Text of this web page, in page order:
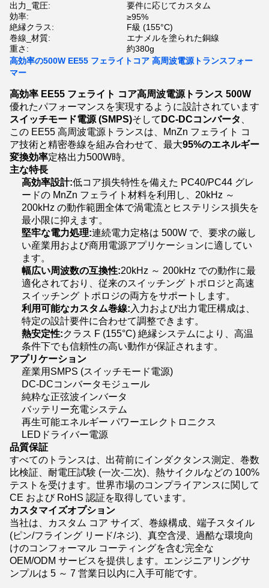
出力_電圧:
要件に応じてカスタム
効率:
≥95%
絶縁クラス:
F級 (155°C)
巻線_材質:
エナメルを塗られた銅線
重さ:
約380g
高効率の500W EE55 フェライトコア 高周波電源トランスフォー
マー
高効率 EE55 フェライト コア高周波電源トランス 500W
優れたパフォーマンスを実現するように設計されています
スイッチモード電源 (SMPS)そしてDC-DCコンバータ
この EE55 高周波電源トランスは、MnZn フェライト コ
ア技術と精密巻線を組み合わせて、最大95%のエネルギー
変換効率定格出力500W時。
主な特長
高効率設計:低コア損失特性を備えた PC40/PC44 グレ
ードの MnZn フェライト材料を利用し、20kHz ～
200kHz の動作範囲全体で渦電流とヒステリシス損失を
最小限に抑えます。
堅牢な電力処理:連続電力定格は 500W で、要求の厳し
い産業用および商用電源アプリケーションに適してい
ます。
幅広い周波数の互換性:20kHz ～ 200kHz での動作に最
適化されており、従来のスイッチング トポロジと高速
スイッチング トポロジの両方をサポートします。
利用可能なカスタム巻線: 入力および出力電圧構成は、
特定の設計要件に合わせて調整できます。
熱安定性:クラス F (155°C) 絶縁システムにより、高温
条件下でも信頼性の高い動作が保証されます。
アプリケーション
産業用SMPS (スイッチモード電源)
DC-DCコンバータモジュール
純粋な正弦波インバータ
バッテリー充電システム
再生可能エネルギー パワーエレクトロニクス
LEDドライバー電源
品質保証
すべてのトランスは、出荷前にインダクタンス測定、巻数
比検証、耐電圧試験 (一次-二次)、熱サイクルなどの 100%
テストを受けます。世界市場のコンプライアンスに関して
CE および RoHS 認証を取得しています。
カスタマイズオプション
当社は、カスタム コア サイズ、巻線構成、端子スタイル
(ピン/フライング リード/ネジ)、真空含浸、過酷な環境向
けのコンフォーマル コーティングを含む完全な
OEM/ODM サービスを提供します。エンジニアリングサ
ンプルは 5 ～ 7 営業日以内に入手可能です。